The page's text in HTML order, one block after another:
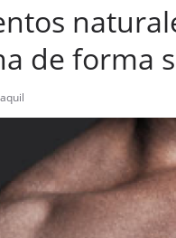
de forma